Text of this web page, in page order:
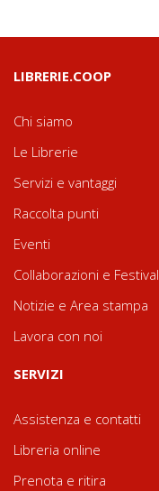
LIBRERIE.COOP
Chi siamo
Le Librerie
Servizi e vantaggi
Raccolta punti
Eventi
Collaborazioni e Festival
Notizie e Area stampa
Lavora con noi
SERVIZI
Assistenza e contatti
Libreria online
Prenota e ritira